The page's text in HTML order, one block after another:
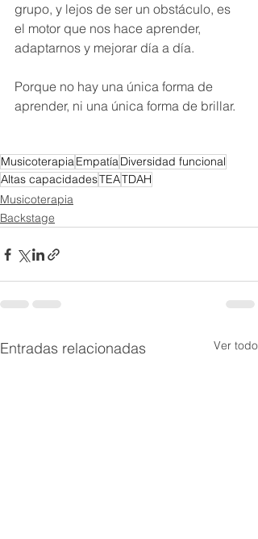
grupo, y lejos de ser un obstáculo, es
el motor que nos hace aprender,
adaptarnos y mejorar día a día.
Porque no hay una única forma de
aprender, ni una única forma de brillar.
MusicoterapiaEmpatíaDiversidad funcional
Altas capacidadesTEATDAH
Musicoterapia
Backstage
Entradas relacionadas Ver todo